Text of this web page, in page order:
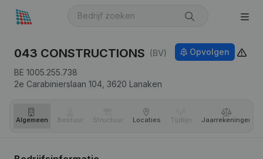
043 CONSTRUCTIONS (BV)
BE 1005.255.738
2e Carabinierslaan 104, 3620 Lanaken
Opvolgen
Algemeen Bestuur Structuur Locaties Tijdlijn Jaar­rekeningen